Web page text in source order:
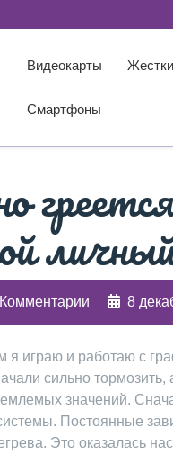
Видеокарты
Смартфоны
8
играю и работаю с
сильно
значений.
Постоянные
Это оказалась